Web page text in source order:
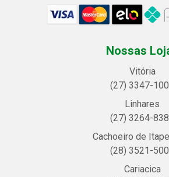
Nossas
Vitória
(27) 3347-
Linhares
(27) 3264-
Cachoeiro de
(28) 3521-
Cariacica